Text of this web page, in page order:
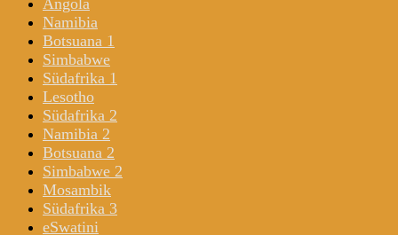
Angola
Namibia
Botsuana 1
Simbabwe
Südafrika 1
Lesotho
Südafrika 2
Namibia 2
Botsuana 2
Simbabwe 2
Mosambik
Südafrika 3
eSwatini